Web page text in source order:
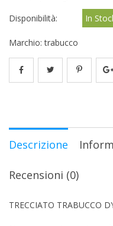
Disponibilità: In
Marchio:trabucco
Descrizione
Recensioni (0)
TRECCIATO TRABUCCO